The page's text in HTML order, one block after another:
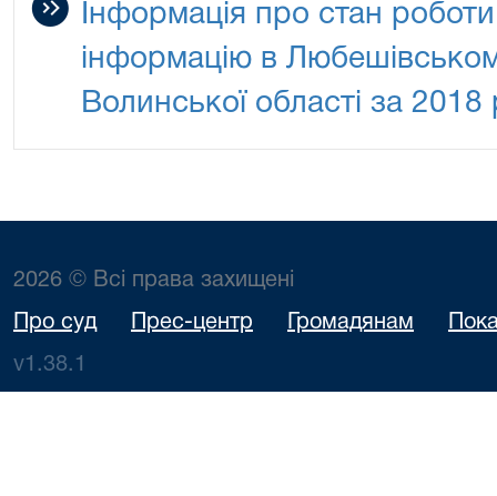
Інформація про стан
інформацію в
Волинської області за 2018
2026 © Всі права захищені
Про суд Прес-центр Громадянам
v1.38.1